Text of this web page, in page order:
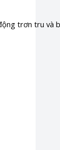
trơn tru và